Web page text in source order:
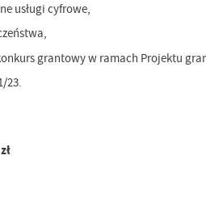
usługi cyfrowe,
grantowy w ramach Projektu
23.